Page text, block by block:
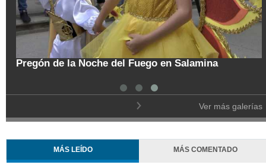
Pregón de la Noche del Fuego en Salamina
Ver más galerías
MÁS LEÍDO MÁS COMENTADO